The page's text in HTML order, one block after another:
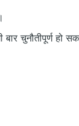
चुनौतीपूर्ण हो